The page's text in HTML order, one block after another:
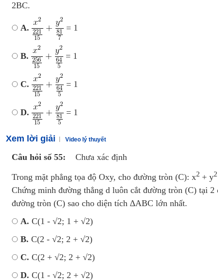
2BC.
A. = 1
B. = 1
C. = 1
D. = 1
Xem lời giải Video lý thuyết
Câu hỏi số 55: Chưa xác định
Trong mặt phẳng tọa độ Oxy, cho đường tròn (C): x2 + y2
Chứng minh đường thẳng d luôn cắt đường tròn (C) tại
đường tròn (C) sao cho diện tích ∆ABC lớn nhất.
A. C(1 - √2; 1 + √2)
B. C(2 - √2; 2 + √2)
C. C(2 + √2; 2 + √2)
D. C(1 - √2; 2 + √2)